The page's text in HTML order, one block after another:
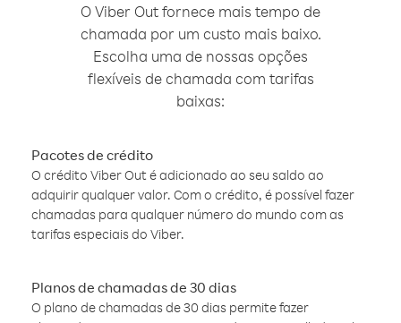
O Viber Out fornece mais tempo de
chamada por um custo mais baixo.
Escolha uma de nossas opções
flexíveis de chamada com tarifas
baixas:
Pacotes de crédito
O crédito Viber Out é adicionado ao seu saldo ao
adquirir qualquer valor. Com o crédito, é possível fazer
chamadas para qualquer número do mundo com as
tarifas especiais do Viber.
Planos de chamadas de 30 dias
O plano de chamadas de 30 dias permite fazer